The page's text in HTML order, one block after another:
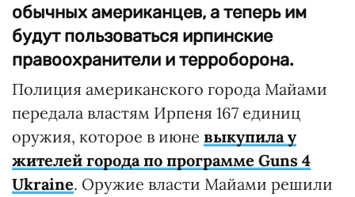
обычных американцев, а теперь им
будут пользоваться ирпинские
правоохранители и терроборона.
Полиция американского города Майами
передала властям Ирпеня 167 единиц
оружия, которое в июне выкупила у
жителей города по программе Guns 4
Ukraine. Оружие власти Майами решили